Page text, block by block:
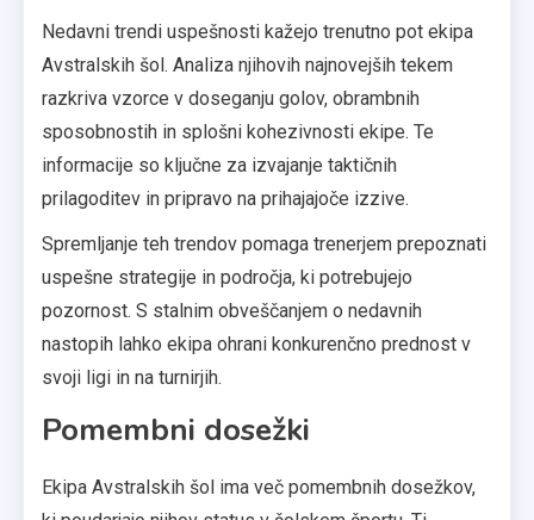
Nedavni trendi uspešnosti kažejo trenutno pot ekipa
Avstralskih šol. Analiza njihovih najnovejših tekem
razkriva vzorce v doseganju golov, obrambnih
sposobnostih in splošni kohezivnosti ekipe. Te
informacije so ključne za izvajanje taktičnih
prilagoditev in pripravo na prihajajoče izzive.
Spremljanje teh trendov pomaga trenerjem prepoznati
uspešne strategije in področja, ki potrebujejo
pozornost. S stalnim obveščanjem o nedavnih
nastopih lahko ekipa ohrani konkurenčno prednost v
svoji ligi in na turnirjih.
Pomembni dosežki
Ekipa Avstralskih šol ima več pomembnih dosežkov,